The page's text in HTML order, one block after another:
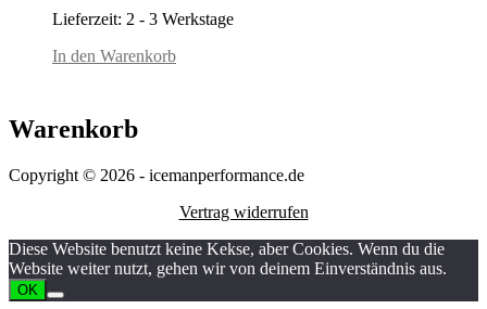
war:
ist:
Lieferzeit: 2 - 3 Werkstage
In den Warenkorb
Warenkorb
Copyright © 2026 - icemanperformance.de
Vertrag widerrufen
Diese Website benutzt keine Kekse, aber Cookies. Wenn du die
Website weiter nutzt, gehen wir von deinem Einverständnis aus.
OK